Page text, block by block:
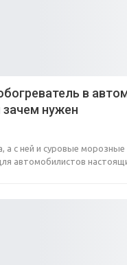
в
зачем нужен
а с ней и суровые
автомобилистов